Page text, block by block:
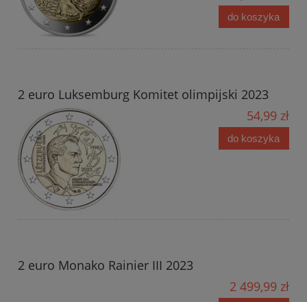
do koszyka
2 euro Luksemburg Komitet olimpijski 2023
54,99 zł
do koszyka
2 euro Monako Rainier III 2023
2 499,99 zł